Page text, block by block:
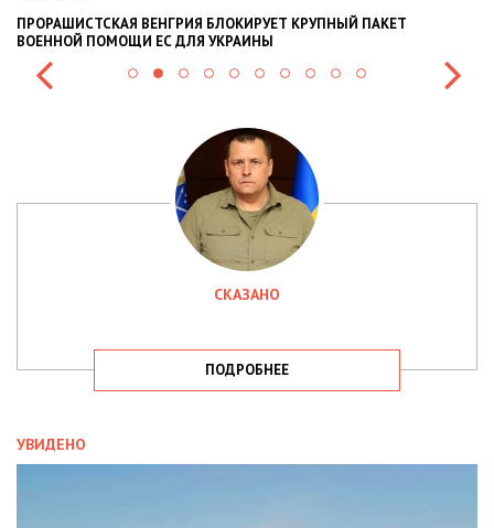
ПРОРАШИСТСКАЯ ВЕНГРИЯ БЛОКИРУЕТ КРУПНЫЙ ПАКЕТ
ВОЕННОЙ ПОМОЩИ ЕС ДЛЯ УКРАИНЫ
СКАЗАНО
ПОДРОБНЕЕ
УВИДЕНО